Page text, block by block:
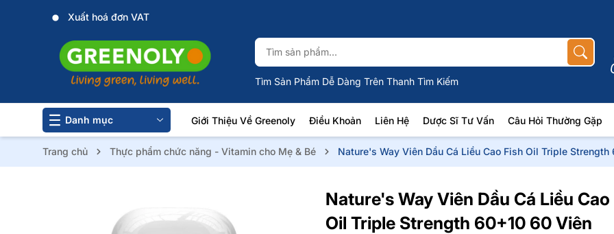
Xuất hoá đơn VAT
Tìm Sản Phẩm Dễ Dàng Trên Thanh Tìm Kiếm
Danh mục Giới Thiệu Về Greenoly Điều Khoản Liên Hệ Dược Sĩ Tư Vấn Câu Hỏi Thường Gặp
Trang chủ Thực phẩm chức năng - Vitamin cho Mẹ & Bé Nature's Way Viên Dầu Cá Liều Cao Fish Oil Triple Strength
Nature's Way Viên Dầu Cá Liều Cao
Oil Triple Strength 60+10 60 Viên